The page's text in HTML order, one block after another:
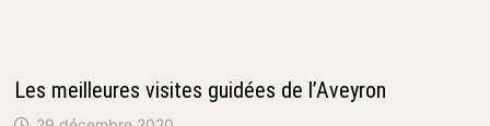
Les meilleures visites guidées de l’Aveyron